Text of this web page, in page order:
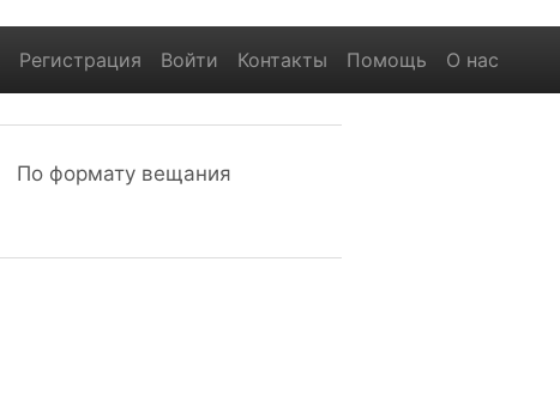
Регистрация Войти Контакты Помощь О нас
По формату вещания